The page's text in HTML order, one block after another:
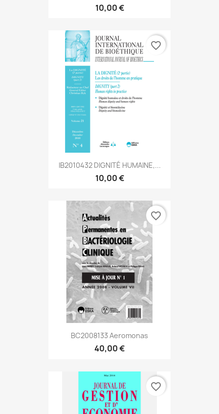
10,00 €
IB2010432 DIGNITÉ HUMAINE,...
10,00 €
favorite_border
BC2008133 Aeromonas
40,00 €
favorite_border
favorite_border